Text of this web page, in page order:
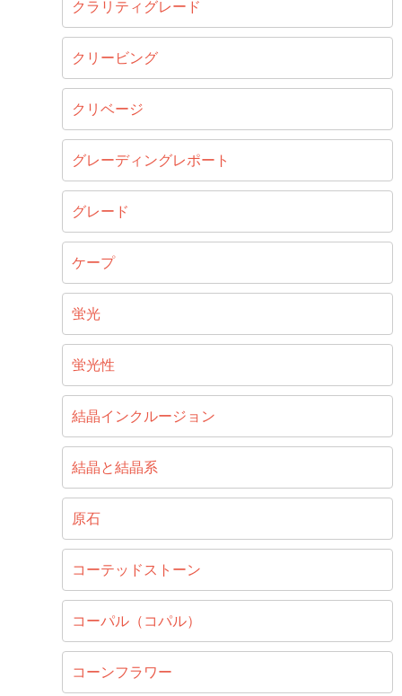
クラリティグレード
クリービング
クリベージ
グレーディングレポート
グレード
ケープ
蛍光
蛍光性
結晶インクルージョン
結晶と結晶系
原石
コーテッドストーン
コーパル（コパル）
コーンフラワー